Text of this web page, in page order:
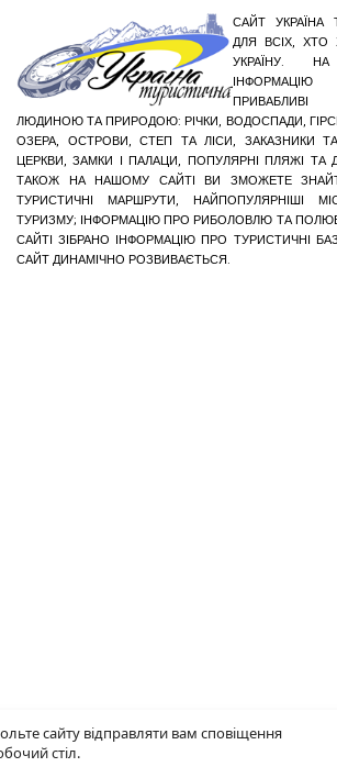
сайту відправляти вам сповіщення
стіл.
САЙТ
ДЛЯ ВСІХ, ХТО
УКРАЇНУ.
ЛЮДИНОЮ ТА ПРИРОДОЮ: РІЧКИ, ВОДОСПАДИ,
ОЗЕРА, ОСТРОВИ, СТЕП ТА ЛІСИ, ЗАКАЗНИКИ
ЦЕРКВИ, ЗАМКИ І ПАЛАЦИ, ПОПУЛЯРНІ ПЛЯЖІ ТА
ТАКОЖ НА НАШОМУ САЙТІ ВИ ЗМОЖЕТЕ
ТУРИСТИЧНІ МАРШРУТИ, НАЙПОПУЛЯРНІШІ
ТУРИЗМУ; ІНФОРМАЦІЮ ПРО РИБОЛОВЛЮ ТА
САЙТІ ЗІБРАНО ІНФОРМАЦІЮ ПРО ТУРИСТИЧНІ
САЙТ ДИНАМІЧНО РОЗВИВАЄТЬСЯ.